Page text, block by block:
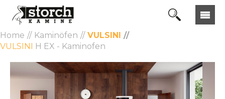
Home Kaminöfen
VULSINI
VULSINI H EX - Kaminofen